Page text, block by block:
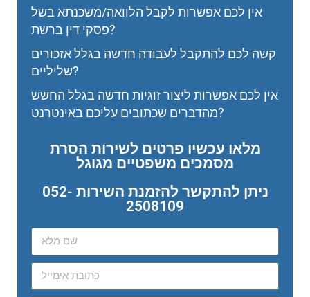
אין לכם אפשרות לקבל הלוואה/משכנתא בשל
פסקי דין ברשת?
קשה לכם להתקבל לעבודה חדשה בגלל אזכורים
שליליים?
אין לכם אפשרות ליצור זוגיות חדשה בגלל החשש
מהדברים שכתובים עליכם באינטרנט?
מלאו עכשיו פרטים לשירות הסרת
מסמכים משפטיים מגוגל
ניתן להתקשר להזמנת השירות 052-
2508109